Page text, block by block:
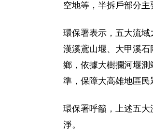
空地等，半拆戶部分主
環保署表示，五大流
漢溪鳶山堰、大甲溪
鄉，依據大樹攔河堰
準，保障大高雄地區民
環保署呼籲，上述五
淨。